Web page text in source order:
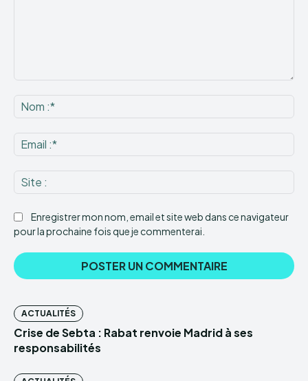
:*
:*
:
Enregistrer mon nom, email et site web dans ce navigateur
pour la prochaine fois que je commenterai.
ACTUALITÉS
Crise de Sebta : Rabat renvoie Madrid à ses
responsabilités